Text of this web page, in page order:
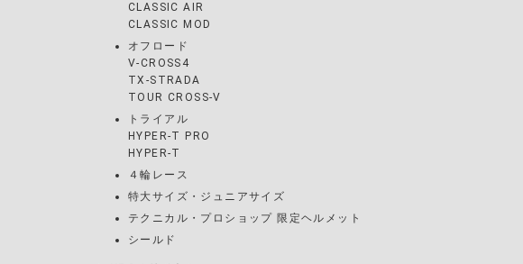
CLASSIC AIR
CLASSIC MOD
オフロード
V-CROSS4
TX-STRADA
TOUR CROSS-V
トライアル
HYPER-T PRO
HYPER-T
４輪レース
特大サイズ・ジュニアサイズ
テクニカル・プロショップ 限定ヘルメット
シールド